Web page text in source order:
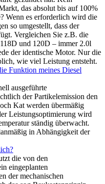
das absolut bis auf 100%
Wenn es erforderlich wird die
so umgestellt, dass der
Vergleichen Sie z.B. die
und 120D – immer 2.0l
der identische Motor. Nur die
wie viel Leistung entsteht.
Funktion meines Diesel
ausgeführte
der Partikelemission den
Kat werden übermäßig
Leistungsoptimierung wird
ständig überwacht.
in Abhängigkeit der
die von den
eingeplanten
der mechanischen